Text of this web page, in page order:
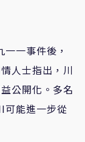
一事件後，
人士指出，川
公開化。多名
可能進一步從